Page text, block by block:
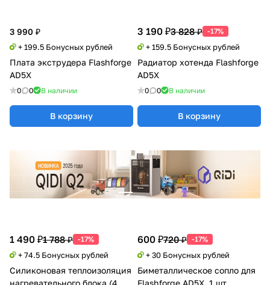
3 990 ₽
+ 199.5 Бонусных рублей
Плата экструдера Flashforge
AD5X
0 0 В наличии
В корзину
3 190 ₽3 828 ₽ -17%
+ 159.5 Бонусных рублей
Радиатор хотенда Flashforge
AD5X
0 0 В наличии
В корзину
1 490 ₽1 788 ₽ -17%
+ 74.5 Бонусных рублей
Силиконовая теплоизоляция
нагревательного блока (4
600 ₽720 ₽ -17%
+ 30 Бонусных рублей
Биметаллическое сопло для
Flashforge AD5X, 1 шт